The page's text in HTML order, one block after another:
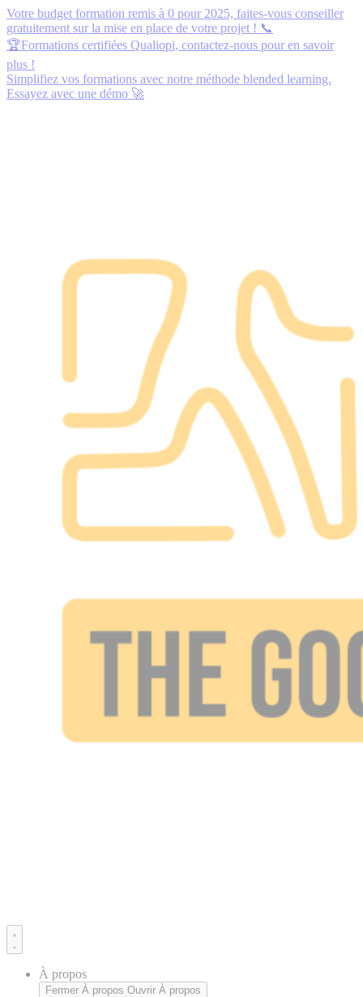
Votre budget formation remis à 0 pour 2025, faites-vous conseiller
gratuitement sur la mise en place de votre projet ! 📞
🏆Formations certifiées Qualiopi, contactez-nous pour en savoir
plus !
Simplifiez vos formations avec notre méthode blended learning.
Essayez avec une démo 🚀
À propos
Fermer À propos Ouvrir À propos